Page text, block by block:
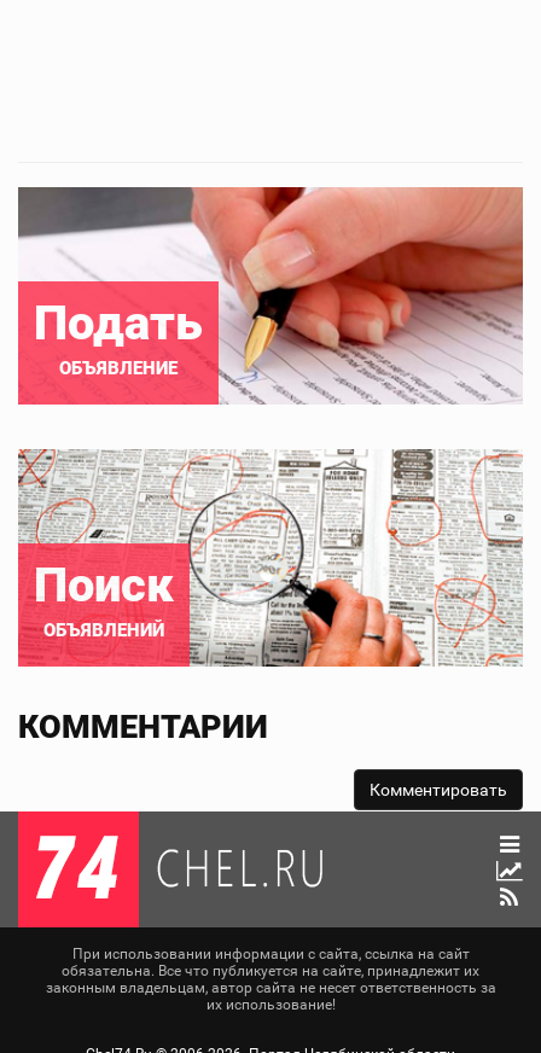
Подать
ОБЪЯВЛЕНИЕ
Поиск
ОБЪЯВЛЕНИЙ
КОММЕНТАРИИ
При использовании информации с сайта, ссылка на сайт
обязательна. Все что публикуется на сайте, принадлежит их
законным владельцам, автор сайта не несет ответственность за
их использование!